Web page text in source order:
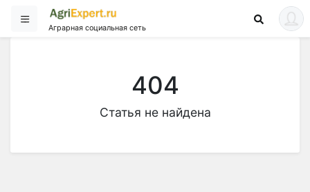
Аграрная социальная сеть
404
Статья не найдена